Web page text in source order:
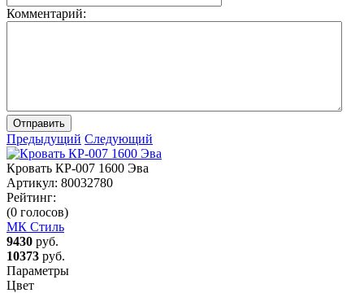
Комментарий:
Отправить
Предыдущий Следующий
Кровать КР-007 1600 Эва
Артикул: 80032780
Рейтинг:
(0 голосов)
МК Стиль
9430 руб.
10373 руб.
Параметры
Цвет